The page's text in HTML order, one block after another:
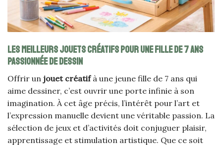
Les meilleurs jouets créatifs pour une fille de 7 ans
passionnée de dessin
Offrir un jouet créatifà une jeune fille de 7 ans qui
aime dessiner, c’est ouvrir une porte infinie à son
imagination. À cet âge précis, l’intérêt pour l’art et
l’expression manuelle devient une véritable passion. La
sélection de jeux et d’activités doit conjuguer plaisir,
apprentissage et stimulation artistique. Que ce soit